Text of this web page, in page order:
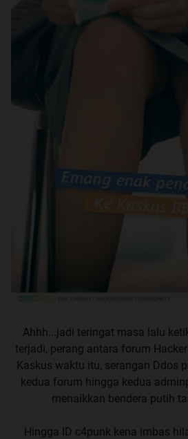
Ahhh...jadi teringat masa lalu
terjadi, perang antara forum
Kaskus waktu itu, serangan Ddos
kedua forum hingga kedua
menaikkan bendera putih
Hingga ID c4punk kena imbas